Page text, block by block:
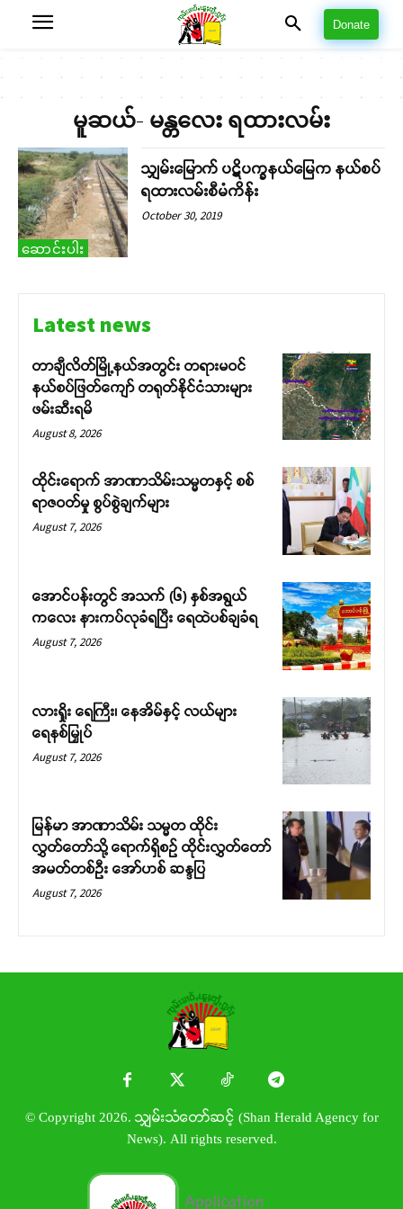
Donate
မူဆယ်- မန္တလေး ရထားလမ်း
ဆောင်းပါး
သျှမ်းမြောက် ပဋိပက္ခနယ်မြေက နယ်စပ်
ရထားလမ်းစီမံကိန်း
October 30, 2019
Latest news
တာချီလိတ်မြို့နယ်အတွင်း တရားမဝင်
နယ်စပ်ဖြတ်ကျော် တရုတ်နိုင်ငံသားများ
ဖမ်းဆီးရမိ
August 8, 2026
ထိုင်းရောက် အာဏာသိမ်းသမ္မတနှင့် စစ်
ရာဇဝတ်မှု စွပ်စွဲချက်များ
August 7, 2026
အောင်ပန်းတွင် အသက် (၆) နှစ်အရွယ်
ကလေး နားကပ်လုခံရပြီး ရေထဲပစ်ချခံရ
August 7, 2026
လားရှိုး ရေကြီး၊ နေအိမ်နှင့် လယ်များ
ရေနစ်မြှုပ်
August 7, 2026
မြန်မာ အာဏာသိမ်း သမ္မတ ထိုင်း
လွှတ်တော်သို့ ရောက်ရှိစဉ် ထိုင်းလွှတ်တော်
အမတ်တစ်ဦး အော်ဟစ် ဆန္ဒပြ
August 7, 2026
© Copyright 2026. သျှမ်းသံတော်ဆင့် (Shan Herald Agency for
News). All rights reserved.